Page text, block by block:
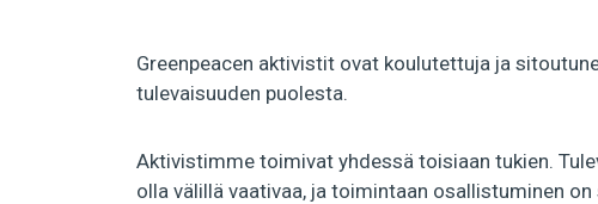
Greenpeacen aktivistit ovat koulutettuja ja
tulevaisuuden puolesta.
Aktivistimme toimivat yhdessä toisiaan tukien.
olla välillä vaativaa, ja toimintaan osallistuminen